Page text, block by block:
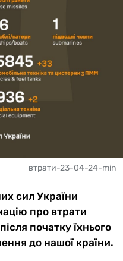
втрати-23-04-24-min
сил України
про втрати
початку їхнього
до нашої країни.